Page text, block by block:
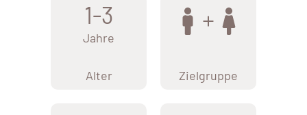
1-3
Jahre
Alter Zielgruppe